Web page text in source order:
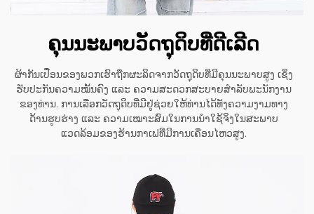
ຄຸນນະພາບວັດຖຸດິບທີ່ດີເລີດ
ຜ້າກັນເປື່ອນຂອງພວກເຮົາຖືກຜະລິດຈາກວັດຖຸດິບທີ່ມີຄຸນນະພາບສູງ ເຊິ່ງ
ຮັບປະກັນຄວາມໝັ້ນຄົງ ແລະ ຄວາມສະດວກສະບາຍສຳລັບພະນັກງານ
ຂອງທ່ານ. ການເລືອກວັດຖຸດິບທີ່ມີຢູ່ຊ່ວຍໃຫ້ທ່ານໄດ້ທັງຄວາມງາມທາງ
ດ້ານຮູບຮ່າງ ແລະ ຄວາມເໝາະສົມໃນການນຳໃຊ້ຈິງໃນສະພາບ
ແວດລ້ອມຂອງຮ້ານກາເຟທີ່ມີການເຄື່ອນໄຫວສູງ.